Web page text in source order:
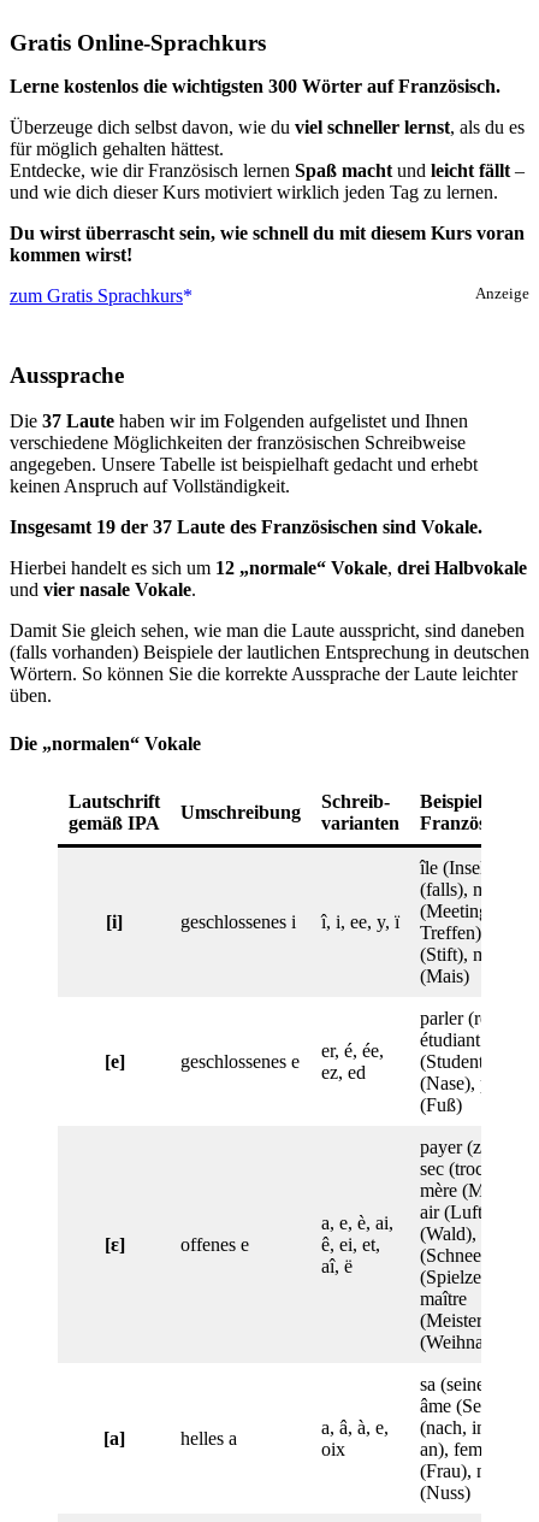
Gratis Online-Sprachkurs
Lerne kostenlos die wichtigsten 300 Wörter auf Französisch.
Überzeuge dich selbst davon, wie du viel schneller lernst, als du es
für möglich gehalten hättest.
Entdecke, wie dir Französisch lernen Spaß macht und leicht fällt –
und wie dich dieser Kurs motiviert wirklich jeden Tag zu lernen.
Du wirst überrascht sein, wie schnell du mit diesem Kurs voran
kommen wirst!
Anzeige
zum Gratis Sprachkurs
Aussprache
Die 37 Laute haben wir im Folgenden aufgelistet und Ihnen
verschiedene Möglichkeiten der französischen Schreibweise
angegeben. Unsere Tabelle ist beispielhaft gedacht und erhebt
keinen Anspruch auf Vollständigkeit.
Insgesamt 19 der 37 Laute des Französischen sind Vokale.
Hierbei handelt es sich um 12 „normale“ Vokale, drei Halbvokale
und vier nasale Vokale.
Damit Sie gleich sehen, wie man die Laute ausspricht, sind daneben
(falls vorhanden) Beispiele der lautlichen Entsprechung in deutschen
Wörtern. So können Sie die korrekte Aussprache der Laute leichter
üben.
Die „normalen“ Vokale
Lautschrift
gemäß IPA
Umschreibung
Schreib-
varianten
Beispiel:
Französisch
[i] geschlossenes i î, i, ee, y, ï
île (Insel), si
(falls), meeting
(Meeting,
Treffen), stylo
(Stift), maïs
(Mais)
[e] geschlossenes e
er, é, ée,
ez, ed
parler (reden),
étudiant
(Student), nez
(Nase), pied
(Fuß)
[ɛ] offenes e
a, e, è, ai,
ê, ei, et,
aî, ë
payer (zahlen),
sec (trocken),
mère (Mutter),
air (Luft), forêt
(Wald), neige
(Schnee), jouet
(Spielzeug),
maître
(Meister), Noël
(Weihnachten)
[a] helles a
a, â, à, e,
oix
sa (seine/ihre),
âme (Seele), à
(nach, in, auf,
an), femme
(Frau), noix
(Nuss)